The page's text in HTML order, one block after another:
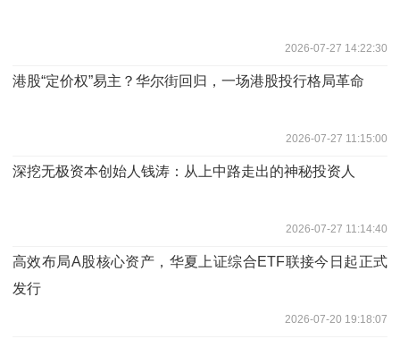
2026-07-27 14:22:30
港股“定价权”易主？华尔街回归，一场港股投行格局革命
2026-07-27 11:15:00
深挖无极资本创始人钱涛：从上中路走出的神秘投资人
2026-07-27 11:14:40
高效布局A股核心资产，华夏上证综合ETF联接今日起正式
发行
2026-07-20 19:18:07